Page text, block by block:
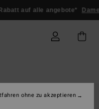
auf alle angebote* Damen
ohne zu akzeptieren